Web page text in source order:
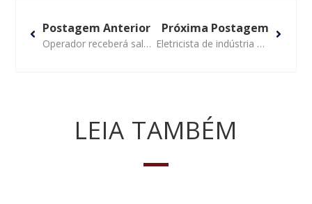
Postagem Anterior
Operador receberá salário de férias em dobro por atraso no pagamento
Próxima Postagem
Eletricista de indústria de alimentos tem direito ao adicional de periculosidade
LEIA TAMBÉM